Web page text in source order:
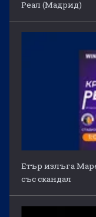
Реал (Мадрид)
Етър излъга
със скандал